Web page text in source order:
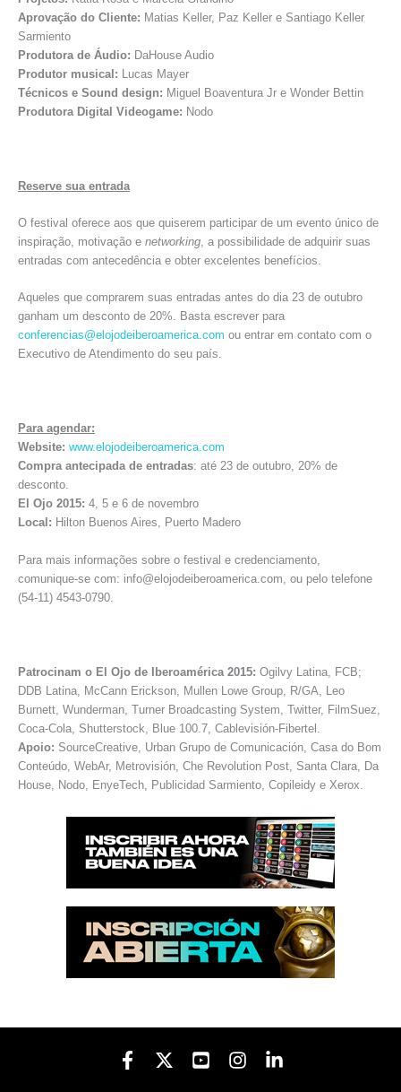
Aprovação do Cliente: Matias Keller, Paz Keller e Santiago Keller
Sarmiento
Produtora de Áudio: DaHouse Audio
Produtor musical: Lucas Mayer
Técnicos e Sound design: Miguel Boaventura Jr e Wonder Bettin
Produtora Digital Videogame: Nodo
Reserve sua entrada
O festival oferece aos que quiserem participar de um evento único de
inspiração, motivação e networking, a possibilidade de adquirir suas
entradas com antecedência e obter excelentes benefícios.
Aqueles que comprarem suas entradas antes do dia 23 de outubro
ganham um desconto de 20%. Basta escrever para
conferencias@elojodeiberoamerica.com ou entrar em contato com o
Executivo de Atendimento do seu país.
Para agendar:
Website: www.elojodeiberoamerica.com
Compra antecipada de entradas: até 23 de outubro, 20% de
desconto.
El Ojo 2015: 4, 5 e 6 de novembro
Local: Hilton Buenos Aires, Puerto Madero
Para mais informações sobre o festival e credenciamento,
comunique-se com: info@elojodeiberoamerica.com, ou pelo telefone
(54-11) 4543-0790.
Patrocinam o El Ojo de Iberoamérica 2015: Ogilvy Latina, FCB;
DDB Latina, McCann Erickson, Mullen Lowe Group, R/GA, Leo
Burnett, Wunderman, Turner Broadcasting System, Twitter, FilmSuez,
Coca-Cola, Shutterstock, Blue 100.7, Cablevisión-Fibertel.
Apoio: SourceCreative, Urban Grupo de Comunicación, Casa do Bom
Conteúdo, WebAr, Metrovisión, Che Revolution Post, Santa Clara, Da
House, Nodo, EnyeTech, Publicidad Sarmiento, Copileidy e Xerox.